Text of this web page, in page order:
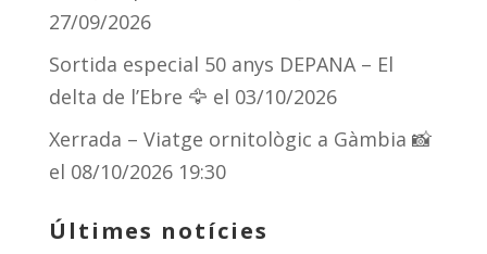
27/09/2026
Sortida especial 50 anys DEPANA – El
delta de l’Ebre 🦅 el 03/10/2026
Xerrada – Viatge ornitològic a Gàmbia 📸
el 08/10/2026 19:30
Últimes notícies